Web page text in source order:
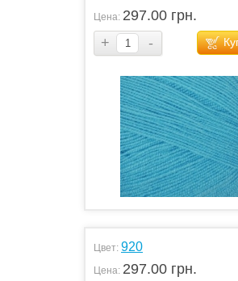
Цена: 297.00 грн.
+
-
Цвет: 920
Цена: 297.00 грн.